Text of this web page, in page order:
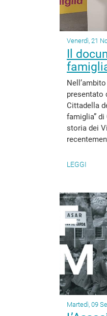
Venerdì, 21
Il
presentato
Cittadella
famiglia”
storia dei
LEGGI
Martedì, 09